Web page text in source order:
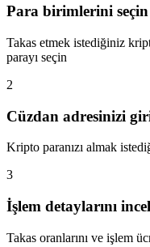
Para birimlerini seçin
Takas etmek istediğiniz
parayı seçin
2
Cüzdan adresinizi
Kripto paranızı almak
3
İşlem detaylarını
Takas oranlarını ve işlem